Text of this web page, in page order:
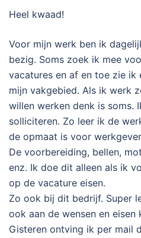
Heel kwaad!
Voor mijn werk ben ik
bezig. Soms zoek ik mee
vacatures en af en toe zie ik
mijn vakgebied. Als ik werk
willen werken denk is soms.
solliciteren. Zo leer ik de
de opmaat is voor
De voorbereiding, bellen,
enz. Ik doe dit alleen als ik
op de vacature eisen.
Zo ook bij dit bedrijf. Super
ook aan de wensen en eisen
Gisteren ontving ik per mail